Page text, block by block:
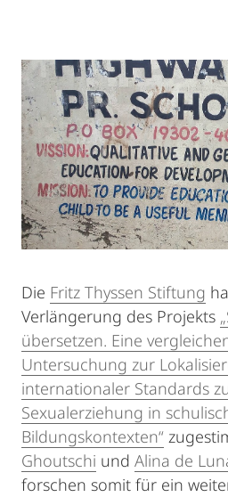
Die Fritz Thyssen Stiftung
Verlängerung des Projekts
übersetzen. Eine
Untersuchung zur
internationaler Standards
Sexualerziehung in
Bildungskontexten“
Ghoutschi und Alina de
forschen somit für ein